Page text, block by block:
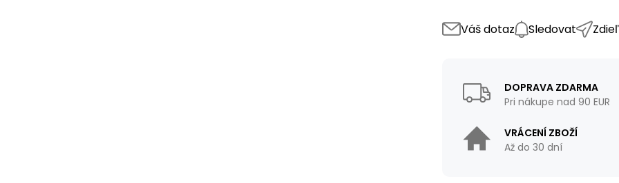
Váš dotaz Sledovat
DOPRAVA ZDARMA
Pri nákupe nad 90 EUR
VRÁCENÍ ZBOŽÍ
Až do 30 dní